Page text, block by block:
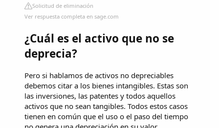
Solicitud de eliminación
Ver respuesta completa en sage.com
¿Cuál es el activo que no se
deprecia?
Pero si hablamos de activos no depreciables
debemos citar a los bienes intangibles. Estas son
las inversiones, las patentes y todos aquellos
activos que no sean tangibles. Todos estos casos
tienen en común que el uso o el paso del tiempo